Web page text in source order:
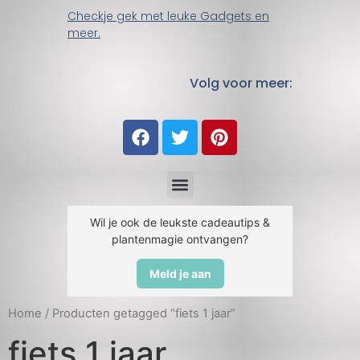
Checkje gek met leuke Gadgets en
meer.
Volg voor meer:
Wil je ook de leukste cadeautips &
plantenmagie ontvangen?
Meld je aan
Home / Producten getagged “fiets 1 jaar”